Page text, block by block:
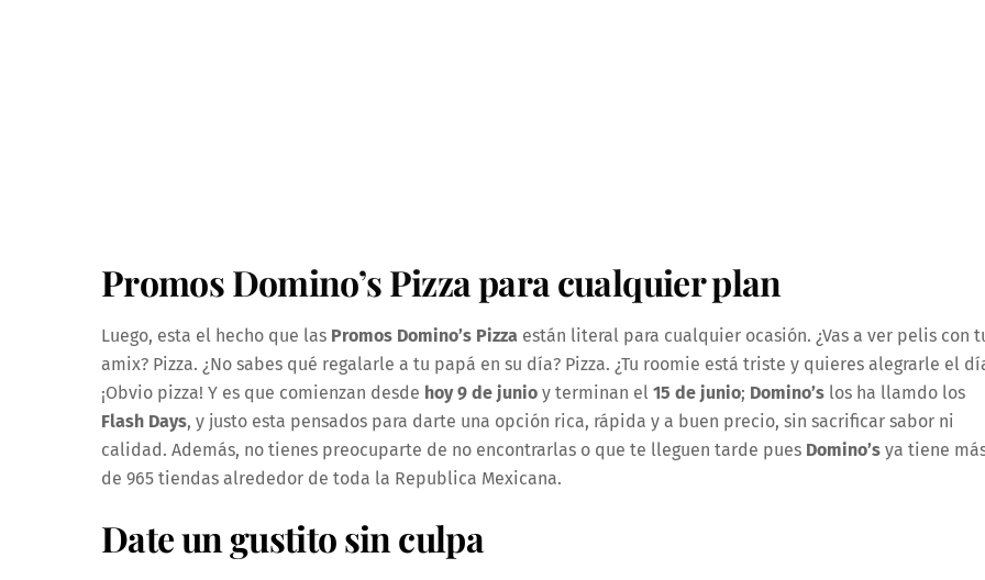
Promos Domino’s Pizza para cualquier plan
Luego, esta el hecho que las Promos Domino’s Pizza están literal para cualquier ocasión. ¿Vas a ver pelis con
amix? Pizza. ¿No sabes qué regalarle a tu papá en su día? Pizza. ¿Tu roomie está triste y quieres alegrarle el
¡Obvio pizza! Y es que comienzan desde hoy 9 de junio y terminan el 15 de junio; Domino’s los ha llamdo los
Flash Days, y justo esta pensados para darte una opción rica, rápida y a buen precio, sin sacrificar sabor ni
calidad. Además, no tienes preocuparte de no encontrarlas o que te lleguen tarde pues Domino’s ya tiene
de 965 tiendas alrededor de toda la Republica Mexicana.
Date un gustito sin culpa